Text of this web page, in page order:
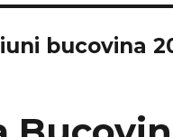
bucovina